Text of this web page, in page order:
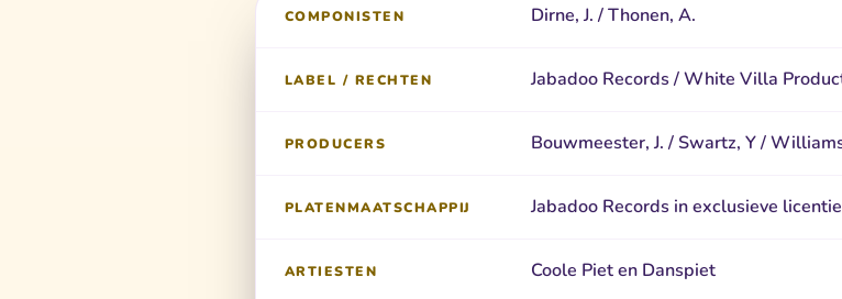
COMPONISTEN Dirne, J. / Thonen, A.
LABEL / RECHTEN Jabadoo Records / White Villa
PRODUCERS Bouwmeester, J. / Swartz, Y /
PLATENMAATSCHAPPIJ Jabadoo Records in exclusieve
ARTIESTEN Coole Piet en Danspiet